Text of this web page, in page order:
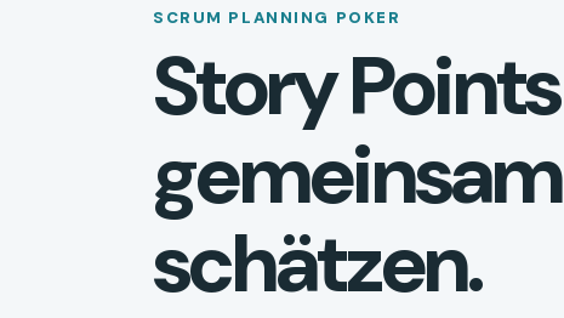
SCRUM PLANNING POKER
Story Points
gemeinsam
schätzen.